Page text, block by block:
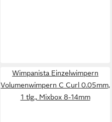
Wimpanista Einzelwimpern
Volumenwimpern C Curl 0.05mm,
1 tlg., Mixbox 8-14mm